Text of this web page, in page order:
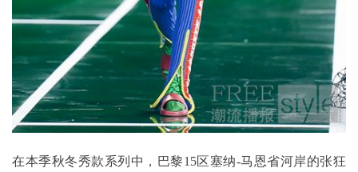
在本季秋冬秀款系列中，巴黎15区塞纳-马恩省河岸的张狂